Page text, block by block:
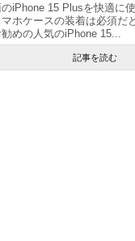
iPhone 15 Plusを快適に
ホケースの装着は必須だ
めの人気のiPhone 15...
記事を読む